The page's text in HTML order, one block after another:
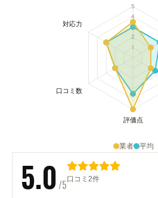
業者 平均
5.0 /5口コミ2件